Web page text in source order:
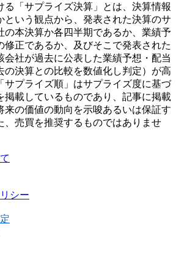
る「サプライズ決算」とは、決算情報
という観点から、発表された決算のサ
の本決算か各四半期であるか、業績予
修正であるか、及びそこで発表された
会社が過去に公表した業績予想・配当
の決算との比較を数値化し判定）が高
サプライズ順」はサプライズ度に基づ
掲載しているものであり、記事に掲載
来の価値の動向を示唆あるいは保証す
、売買を推奨するものではありませ
シー